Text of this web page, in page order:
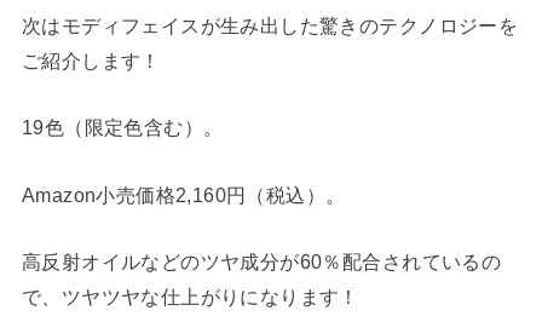
次はモディフェイスが生み出した驚きのテクノロジーを
ご紹介します！
19色（限定色含む）。
Amazon小売価格2,160円（税込）。
高反射オイルなどのツヤ成分が60％配合されているの
で、ツヤツヤな仕上がりになります！